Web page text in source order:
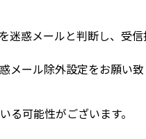
迷惑メールと判断し、受
ール除外設定をお願い致
可能性がございます。